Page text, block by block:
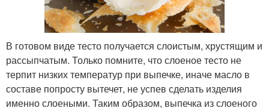
В готовом виде тесто получается слоистым, хрустящим и
рассыпчатым. Только помните, что слоеное тесто не
терпит низких температур при выпечке, иначе масло в
составе попросту вытечет, не успев сделать изделия
именно слоеными. Таким образом, выпечка из слоеного